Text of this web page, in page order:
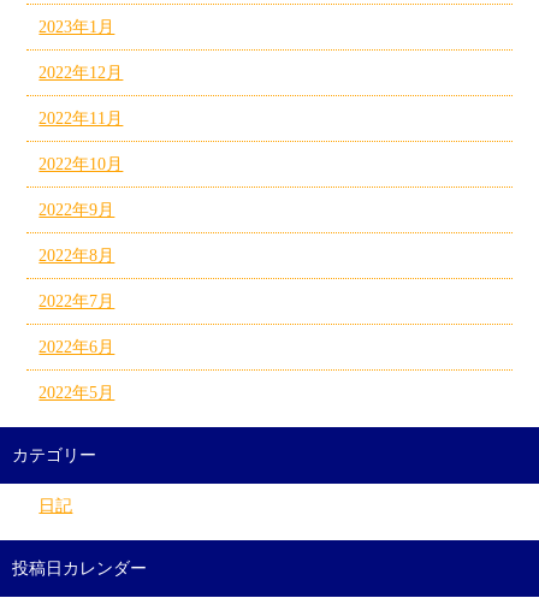
2023年1月
2022年12月
2022年11月
2022年10月
2022年9月
2022年8月
2022年7月
2022年6月
2022年5月
カテゴリー
日記
投稿日カレンダー